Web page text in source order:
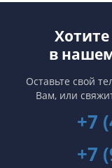
в
Оставьте свой
Вам, или
+7
+7